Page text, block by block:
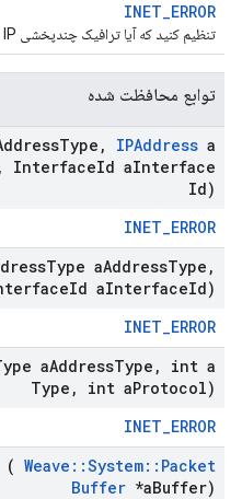
INET_ERROR
تنظیم کنید که آیا ترافیک چندپخشی IP باید برگردانده شود یا خیر.
توابع محافظت شده
Type , IPAddress a
, InterfaceId aInterface
Id)
INET_ERROR
Type aAddressType ,
Id aInterfaceId)
INET_ERROR
aAddressType ,
int a
Type , int aProtocol)
INET_ERROR
( Weave ::System:: Packet
Buffer *aBuffer)